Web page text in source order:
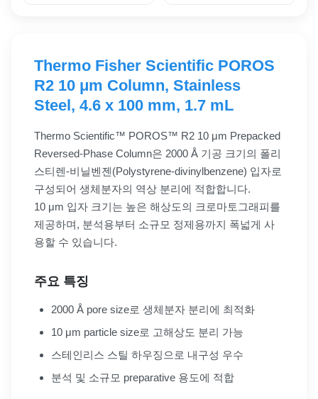
Thermo Fisher Scientific POROS
R2 10 μm Column, Stainless
Steel, 4.6 x 100 mm, 1.7 mL
Thermo Scientific™ POROS™ R2 10 μm Prepacked
Reversed-Phase Column은 2000 Å 기공 크기의 폴리
스티렌-비닐벤젠(Polystyrene-divinylbenzene) 입자로
구성되어 생체분자의 역상 분리에 적합합니다.
10 μm 입자 크기는 높은 해상도의 크로마토그래피를
제공하며, 분석용부터 소규모 정제용까지 폭넓게 사
용할 수 있습니다.
주요 특징
2000 Å pore size로 생체분자 분리에 최적화
10 μm particle size로 고해상도 분리 가능
스테인리스 스틸 하우징으로 내구성 우수
분석 및 소규모 preparative 용도에 적합